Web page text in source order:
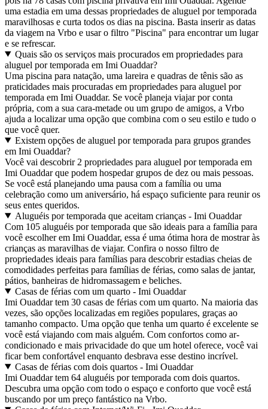
uma estadia em uma dessas propriedades de aluguel por temporada
maravilhosas e curta todos os dias na piscina. Basta inserir as datas
da viagem na Vrbo e usar o filtro "Piscina" para encontrar um lugar
e se refrescar.
Quais são os serviços mais procurados em propriedades para
aluguel por temporada em Imi Ouaddar?
Uma piscina para natação, uma lareira e quadras de tênis são as
praticidades mais procuradas em propriedades para aluguel por
temporada em Imi Ouaddar. Se você planeja viajar por conta
própria, com a sua cara-metade ou um grupo de amigos, a Vrbo
ajuda a localizar uma opção que combina com o seu estilo e tudo o
que você quer.
Existem opções de aluguel por temporada para grupos grandes
em Imi Ouaddar?
Você vai descobrir 2 propriedades para aluguel por temporada em
Imi Ouaddar que podem hospedar grupos de dez ou mais pessoas.
Se você está planejando uma pausa com a família ou uma
celebração como um aniversário, há espaço suficiente para reunir os
seus entes queridos.
Aluguéis por temporada que aceitam crianças - Imi Ouaddar
Com 105 aluguéis por temporada que são ideais para a família para
você escolher em Imi Ouaddar, essa é uma ótima hora de mostrar às
crianças as maravilhas de viajar. Confira o nosso filtro de
propriedades ideais para famílias para descobrir estadias cheias de
comodidades perfeitas para famílias de férias, como salas de jantar,
pátios, banheiras de hidromassagem e beliches.
Casas de férias com um quarto - Imi Ouaddar
Imi Ouaddar tem 30 casas de férias com um quarto. Na maioria das
vezes, são opções localizadas em regiões populares, graças ao
tamanho compacto. Uma opção que tenha um quarto é excelente se
você está viajando com mais alguém. Com confortos como ar-
condicionado e mais privacidade do que um hotel oferece, você vai
ficar bem confortável enquanto desbrava esse destino incrível.
Casas de férias com dois quartos - Imi Ouaddar
Imi Ouaddar tem 64 aluguéis por temporada com dois quartos.
Descubra uma opção com todo o espaço e conforto que você está
buscando por um preço fantástico na Vrbo.